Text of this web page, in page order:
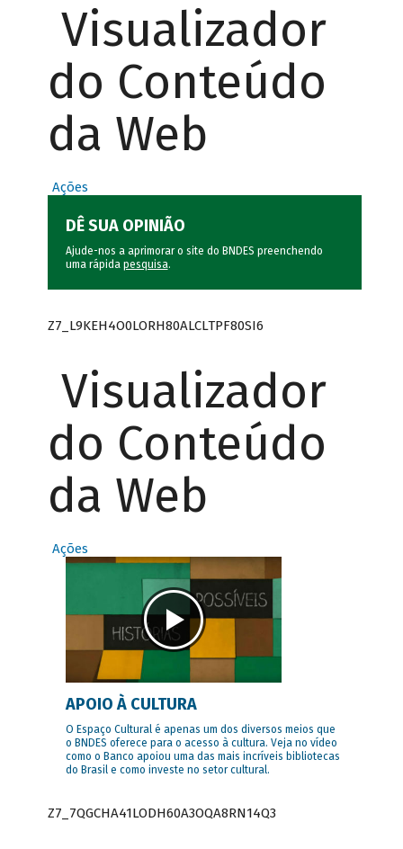
Visualizador
do Conteúdo
da Web
Ações
DÊ SUA OPINIÃO
Ajude-nos a aprimorar o site do BNDES preenchendo
uma rápida pesquisa.
Z7_L9KEH4O0LORH80ALCLTPF80SI6
Visualizador
do Conteúdo
da Web
Ações
APOIO À CULTURA
O Espaço Cultural é apenas um dos diversos meios que
o BNDES oferece para o acesso à cultura. Veja no vídeo
como o Banco apoiou uma das mais incríveis bibliotecas
do Brasil e como investe no setor cultural.
Z7_7QGCHA41LODH60A3OQA8RN14Q3